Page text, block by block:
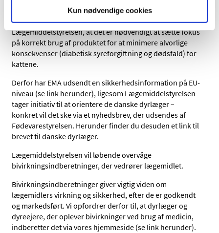
Kun nødvendige cookies
Det Europæiske Lægemiddelagenturs ekspertkomité for
lægemidler til dyr, CVMP, konkluderer ligesom
Lægemiddelstyrelsen, at det er nødvendigt at sætte fokus
på korrekt brug af produktet for at minimere alvorlige
konsekvenser (diabetisk syreforgiftning og dødsfald) for
kattene.
Derfor har EMA udsendt en sikkerhedsinformation på EU-
niveau (se link herunder), ligesom Lægemiddelstyrelsen
tager initiativ til at orientere de danske dyrlæger –
konkret vil det ske via et nyhedsbrev, der udsendes af
Fødevarestyrelsen. Herunder finder du desuden et link til
brevet til danske dyrlæger.
Lægemiddelstyrelsen vil løbende overvåge
bivirkningsindberetninger, der vedrører lægemidlet.
Bivirkningsindberetninger giver vigtig viden om
lægemidlers virkning og sikkerhed, efter de er godkendt
og markedsført. Vi opfordrer derfor til, at dyrlæger og
dyreejere, der oplever bivirkninger ved brug af medicin,
indberetter det via vores hjemmeside (se link herunder).